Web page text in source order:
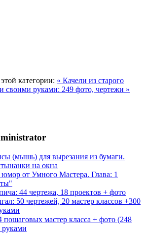
категории: « Качели из старого
своими руками: 249 фото, чертежи »
(мышь) для вырезания из бумаги.
на окна
от Умного Мастера. Глава: 1
44 чертежа, 18 проектов + фото
50 чертежей, 20 мастер классов +300
мастер класса + фото (248